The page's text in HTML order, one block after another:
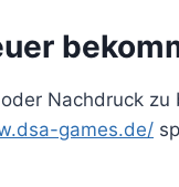
Nachdruck zu
games.de/